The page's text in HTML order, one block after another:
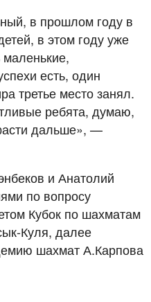
в прошлом году в
в этом году уже
есть, один
третье место занял.
ребята, думаю,
дальше», —
и Анатолий
по вопросу
Кубок по шахматам
Куля, далее
шахмат А.Карпова